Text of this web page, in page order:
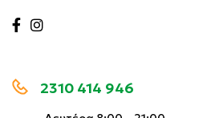
2310 414 946